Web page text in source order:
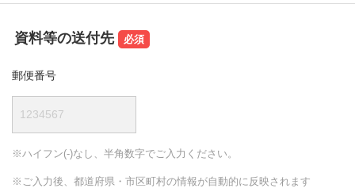
資料等の送付先
郵便番号
※ハイフン(-)なし、半角数字でご入力ください。
※ご入力後、都道府県・市区町村の情報が自動的に反映されます